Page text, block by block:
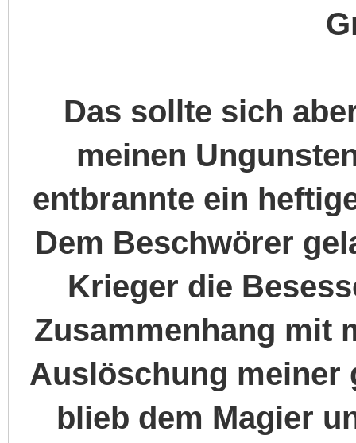
Das sollte sich
meinen
entbrannte ein
Dem Beschwörer
Krieger die
Zusammenhang mit
Auslöschung meiner
blieb dem Magier